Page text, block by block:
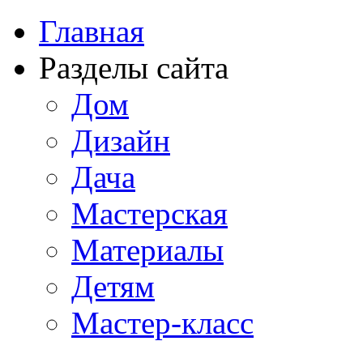
Главная
Разделы сайта
Дом
Дизайн
Дача
Мастерская
Материалы
Детям
Мастер-класс